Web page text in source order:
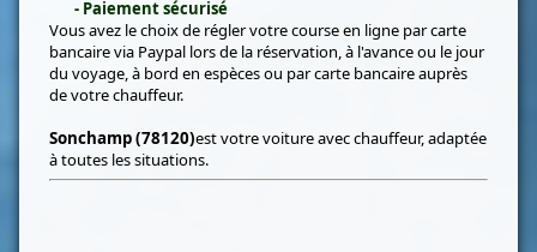
- Paiement sécurisé
Vous avez le choix de régler votre course en ligne par carte
bancaire via Paypal lors de la réservation, à l'avance ou le jour
du voyage, à bord en espèces ou par carte bancaire auprès
de votre chauffeur.
Sonchamp (78120)est votre voiture avec chauffeur, adaptée
à toutes les situations.